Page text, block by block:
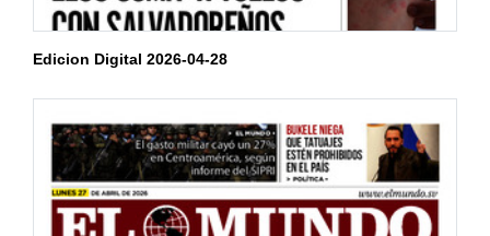
Edicion Digital 2026-04-28